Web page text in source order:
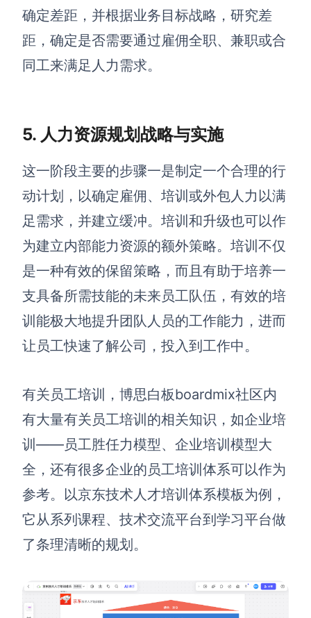
确定差距，并根据业务目标战略，研究差
距，确定是否需要通过雇佣全职、兼职或合
同工来满足人力需求。
5. 人力资源规划战略与实施
这一阶段主要的步骤一是制定一个合理的行
动计划，以确定雇佣、培训或外包人力以满
足需求，并建立缓冲。培训和升级也可以作
为建立内部能力资源的额外策略。培训不仅
是一种有效的保留策略，而且有助于培养一
支具备所需技能的未来员工队伍，有效的培
训能极大地提升团队人员的工作能力，进而
让员工快速了解公司，投入到工作中。
有关员工培训，博思白板boardmix社区内
有大量有关员工培训的相关知识，如企业培
训——员工胜任力模型、企业培训模型大
全，还有很多企业的员工培训体系可以作为
参考。以京东技术人才培训体系模板为例，
它从系列课程、技术交流平台到学习平台做
了条理清晰的规划。